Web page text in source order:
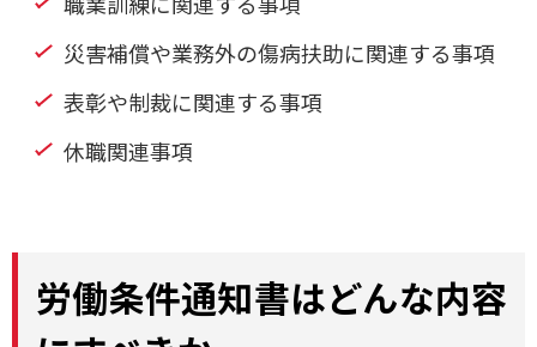
災害補償や業務外の傷病扶助に関連する事項
表彰や制裁に関連する事項
休職関連事項
労働条件通知書はどんな内容